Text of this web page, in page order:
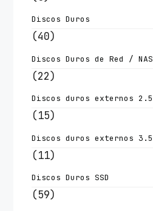
Discos Duros
(40)
Discos Duros de Red / NAS
(22)
Discos duros externos 2.5
(15)
Discos duros externos 3.5
(11)
Discos Duros SSD
(59)